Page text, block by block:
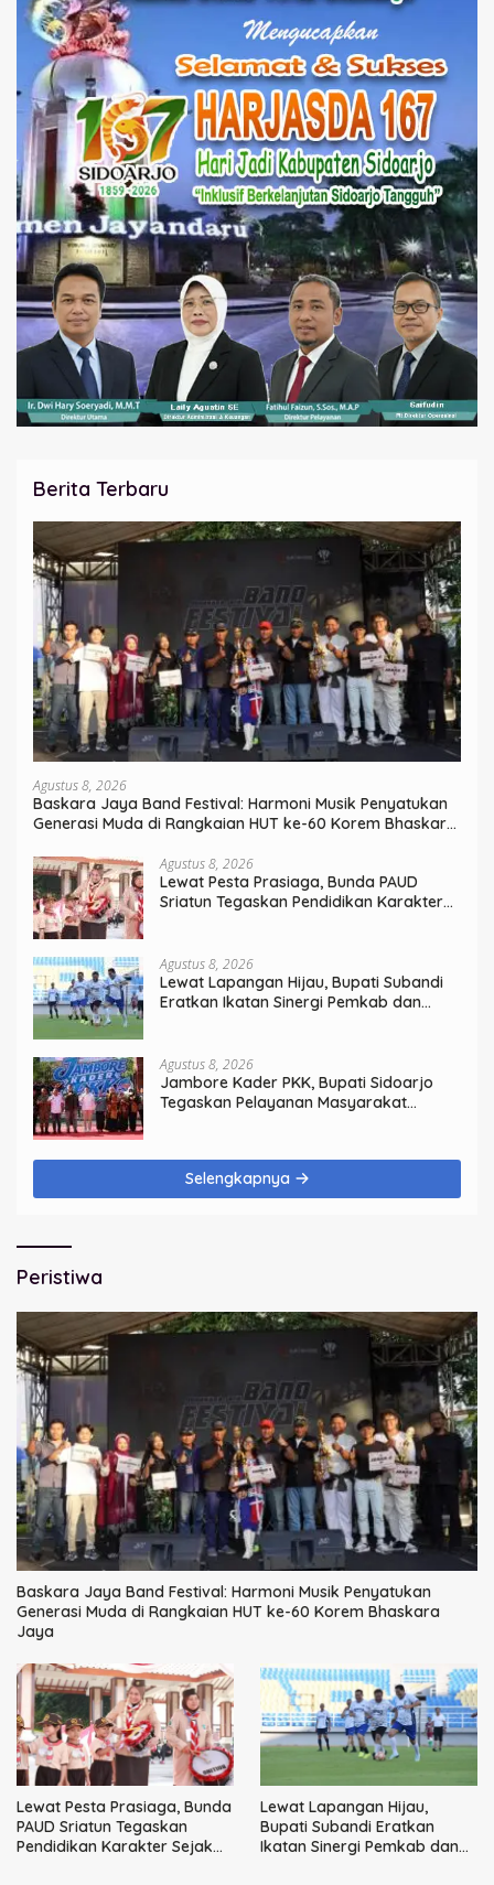
Berita Terbaru
Agustus 8, 2026
Baskara Jaya Band Festival: Harmoni Musik Penyatukan
Generasi Muda di Rangkaian HUT ke-60 Korem Bhaskara
Agustus 8, 2026
Lewat Pesta Prasiaga, Bunda PAUD
Sriatun Tegaskan Pendidikan Karakter
Agustus 8, 2026
Lewat Lapangan Hijau, Bupati Subandi
Eratkan Ikatan Sinergi Pemkab dan
Agustus 8, 2026
Jambore Kader PKK, Bupati Sidoarjo
Tegaskan Pelayanan Masyarakat
Selengkapnya
Peristiwa
Baskara Jaya Band Festival: Harmoni Musik Penyatukan
Generasi Muda di Rangkaian HUT ke-60 Korem Bhaskara
Jaya
Lewat Pesta Prasiaga, Bunda
PAUD Sriatun Tegaskan
Pendidikan Karakter Sejak
Lewat Lapangan Hijau,
Bupati Subandi Eratkan
Ikatan Sinergi Pemkab dan